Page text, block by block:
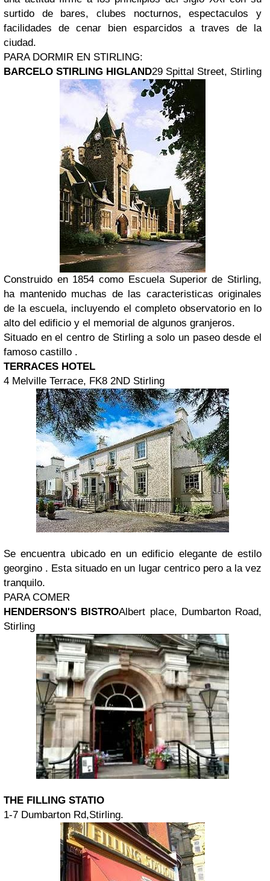
surtido de bares, clubes nocturnos, espectaculos y
facilidades de cenar bien esparcidos a traves de la
ciudad.
PARA DORMIR EN STIRLING:
BARCELO STIRLING HIGLAND29 Spittal Street, Stirling
Construido en 1854 como Escuela Superior de Stirling,
ha mantenido muchas de las caracteristicas originales
de la escuela, incluyendo el completo observatorio en lo
alto del edificio y el memorial de algunos granjeros.
Situado en el centro de Stirling a solo un paseo desde el
famoso castillo .
TERRACES HOTEL
4 Melville Terrace, FK8 2ND Stirling
Se encuentra ubicado en un edificio elegante de estilo
georgino . Esta situado en un lugar centrico pero a la vez
tranquilo.
PARA COMER
HENDERSON'S BISTROAlbert place, Dumbarton Road,
Stirling
THE FILLING STATIO
1-7 Dumbarton Rd,Stirling.